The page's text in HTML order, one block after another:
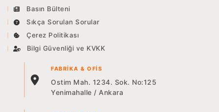
Basın Bülteni
Sıkça Sorulan Sorular
Çerez Politikası
Bilgi Güvenliği ve KVKK
FABRIKA & OFIS
Ostim Mah. 1234. Sok. No:125
Yenimahalle / Ankara